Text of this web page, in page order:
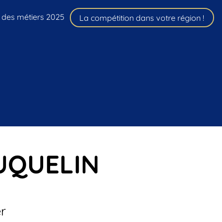
métiers 2025 La compétition dans votre région !